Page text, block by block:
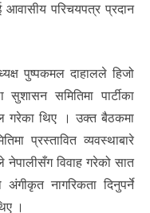
आवासीय परिचयपत्र प्रदान
पुष्पकमल दाहालले हिजो
सुशासन समितिमा पार्टीका
गरेका थिए । उक्त बैठकमा
प्रस्तावित व्यवस्थाबारे
विवाह गरेको सात
अंगीकृत नागरिकता दिनुपर्ने
।